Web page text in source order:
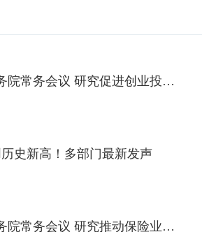
李强主持召开国务院常务会议 研究促进创业投资发展的有关举措等
史新高！多部门最新发声
李强主持召开国务院常务会议 研究推动保险业高质量发展的若干意见等